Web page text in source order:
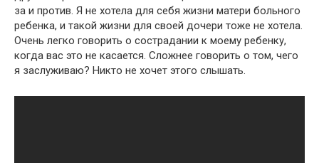
за и против. Я не хотела для себя жизни матери больного
ребенка, и такой жизни для своей дочери тоже не хотела.
Очень легко говорить о сострадании к моему ребенку,
когда вас это не касается. Сложнее говорить о том, чего
я заслуживаю? Никто не хочет этого слышать.